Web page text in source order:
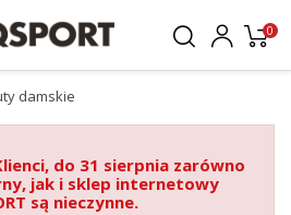
0
damskie
do 31 sierpnia zarówno
jak i sklep internetowy
są nieczynne.